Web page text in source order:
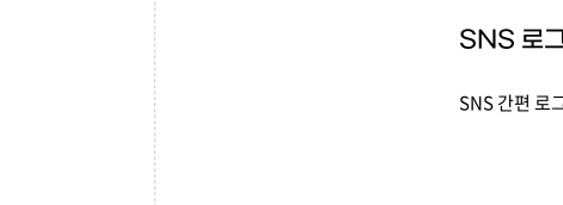
SNS 로
SNS 간편 로